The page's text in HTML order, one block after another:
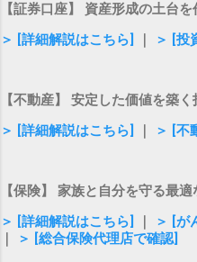
【証券口座】 資産形成の土台
＞ [詳細解説はこちら]
＞ [投
【不動産】 安定した価値を築
＞ [詳細解説はこちら]
＞ [不
【保険】 家族と自分を守る最適
＞ [詳細解説はこちら]
＞ [が
＞ [総合保険代理店で確認]